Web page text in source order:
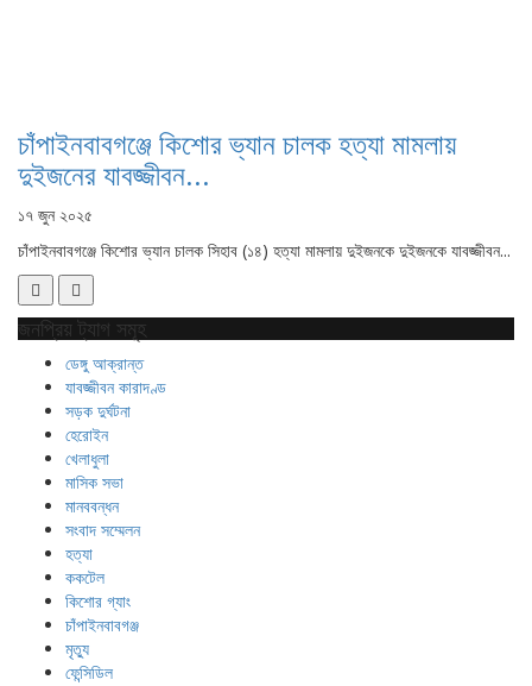
চাঁপাইনবাবগঞ্জে কিশোর ভ্যান চালক হত্যা মামলায়
দুইজনের যাবজ্জীবন...
১৭ জুন ২০২৫
চাঁপাইনবাবগঞ্জে কিশোর ভ্যান চালক সিহাব (১৪) হত্যা মামলায় দুইজনকে দুইজনকে যাবজ্জীবন...
জনপ্রিয় ট্যাগ সমূহ
ডেঙ্গু আক্রান্ত
যাবজ্জীবন কারাদণ্ড
সড়ক দুর্ঘটনা
হেরোইন
খেলাধুলা
মাসিক সভা
মানববন্ধন
সংবাদ সম্মেলন
হত্যা
ককটেল
কিশোর গ্যাং
চাঁপাইনবাবগঞ্জ
মৃত্যু
ফেন্সিডিল